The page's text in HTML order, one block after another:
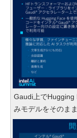
Gaudi上でHugging
みモデルをそのま